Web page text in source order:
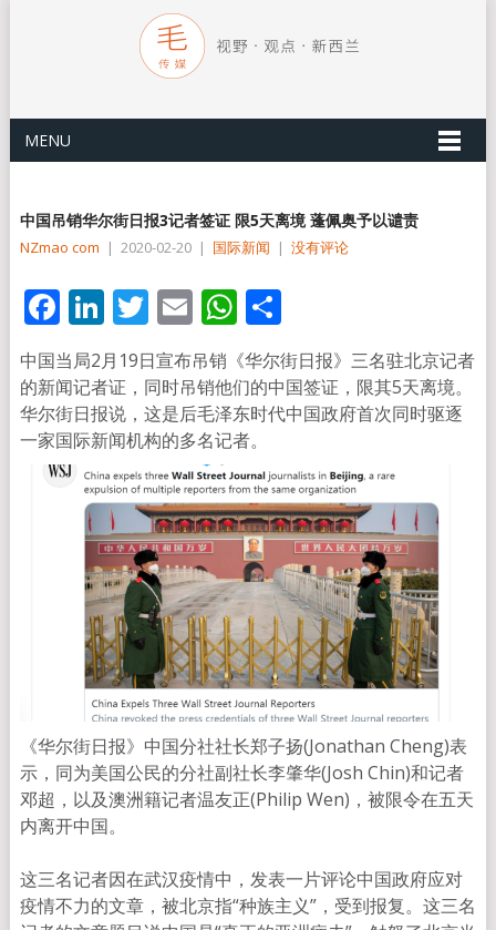
MENU
中国吊销华尔街日报3记者签证 限5天离境 蓬佩奥予以谴责
NZmao com | 2020-02-20 | 国际新闻 | 没有评论
Facebook
LinkedIn
Twitter
EmailWhatsApp
分
享
中国当局2月19日宣布吊销《华尔街日报》三名驻北京记者
的新闻记者证，同时吊销他们的中国签证，限其5天离境。
华尔街日报说，这是后毛泽东时代中国政府首次同时驱逐
一家国际新闻机构的多名记者。
《华尔街日报》中国分社社长郑子扬(Jonathan Cheng)表
示，同为美国公民的分社副社长李肇华(Josh Chin)和记者
邓超，以及澳洲籍记者温友正(Philip Wen)，被限令在五天
内离开中国。
这三名记者因在武汉疫情中，发表一片评论中国政府应对
疫情不力的文章，被北京指“种族主义”，受到报复。这三名